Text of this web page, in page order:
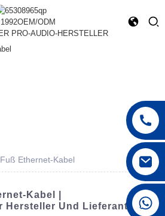
OEM/ODM
PRO-AUDIO-HERSTELLER
+86 15168592711
Ethernet-Kabel
Kabel |
Hersteller Und Lieferant